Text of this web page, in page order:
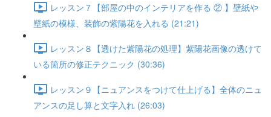
レッスン７【部屋の中のインテリアを作る ② 】壁紙や
壁紙の模様、装飾の紫陽花を入れる (21:21)
レッスン８【透けた紫陽花の処理】紫陽花画像の透けて
いる箇所の修正テクニック (30:36)
レッスン９【ニュアンスをつけて仕上げる】全体のニュ
アンスの足し算と文字入れ (26:03)